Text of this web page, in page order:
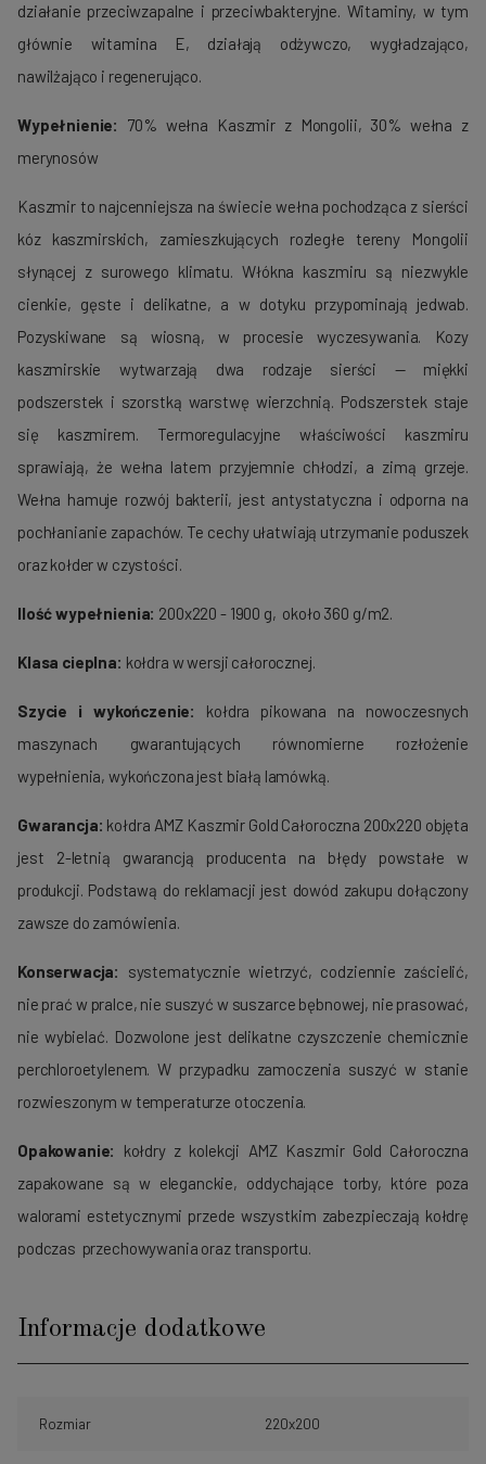
działanie przeciwzapalne i przeciwbakteryjne. Witaminy, w tym
głównie witamina E, działają odżywczo, wygładzająco,
nawilżająco i regenerująco.
Wypełnienie:
70% wełna Kaszmir z Mongolii, 30% wełna z
merynosów
Kaszmir to najcenniejsza na świecie wełna pochodząca z sierści
kóz kaszmirskich, zamieszkujących rozległe tereny Mongolii
słynącej z surowego klimatu. Włókna kaszmiru są niezwykle
cienkie, gęste i delikatne, a w dotyku przypominają jedwab.
Pozyskiwane są wiosną, w procesie wyczesywania. Kozy
kaszmirskie wytwarzają dwa rodzaje sierści — miękki
podszerstek i szorstką warstwę wierzchnią. Podszerstek staje
się kaszmirem. Termoregulacyjne właściwości kaszmiru
sprawiają, że wełna latem przyjemnie chłodzi, a zimą grzeje.
Wełna hamuje rozwój bakterii, jest antystatyczna i odporna na
pochłanianie zapachów. Te cechy ułatwiają utrzymanie poduszek
oraz kołder w czystości.
Ilość wypełnienia: 200x220 - 1900 g, około 360 g/m2.
Klasa cieplna: kołdra w wersji całorocznej.
Szycie i wykończenie:
kołdra pikowana na nowoczesnych
maszynach gwarantujących równomierne rozłożenie
wypełnienia, wykończona jest białą lamówką.
Gwarancja: kołdra AMZ Kaszmir Gold Całoroczna 200x220 objęta
jest 2-letnią gwarancją producenta na błędy powstałe w
produkcji. Podstawą do reklamacji jest dowód zakupu dołączony
zawsze do zamówienia.
Konserwacja: systematycznie wietrzyć, codziennie zaścielić,
nie prać w pralce, nie suszyć w suszarce bębnowej, nie prasować,
nie wybielać. Dozwolone jest delikatne czyszczenie chemicznie
perchloroetylenem. W przypadku zamoczenia suszyć w stanie
rozwieszonym w temperaturze otoczenia.
Opakowanie:
kołdry z kolekcji AMZ Kaszmir Gold Całoroczna
zapakowane są w eleganckie, oddychające torby, które poza
walorami estetycznymi przede wszystkim zabezpieczają kołdrę
podczas przechowywania oraz transportu.
Informacje dodatkowe
Rozmiar 220x200